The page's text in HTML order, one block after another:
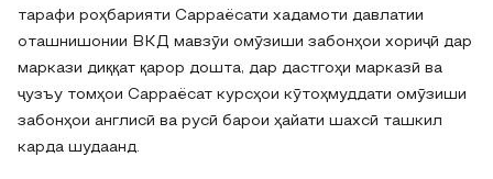
тарафи роҳбарияти Сарраёсати хадамоти давлатии
оташнишонии ВКД мавзӯи омӯзиши забонҳои хориҷӣ дар
маркази диққат қарор дошта, дар дастгоҳи марказӣ ва
ҷузъу томҳои Сарраёсат курсҳои кӯтоҳмуддати омӯзиши
забонҳои англисӣ ва русӣ барои ҳайати шахсӣ ташкил
карда шудаанд.